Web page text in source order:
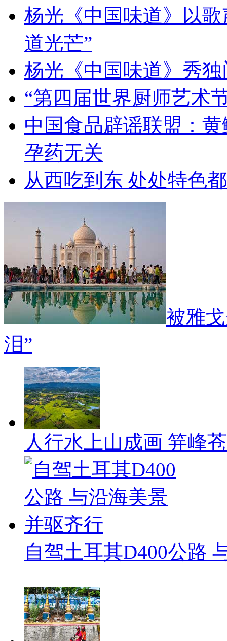
杨光《中国味道》以
道光芒”
杨光《中国味道》秀
“第四届世界厨师艺术
中国食品辟谣联盟：
孕药无关
从西吃到东 处处特色
被雅
泪”
人行水上山成画 笄峰
自驾土耳其D400公路